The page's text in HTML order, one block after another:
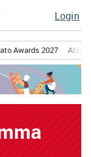
Login
Awards 2027